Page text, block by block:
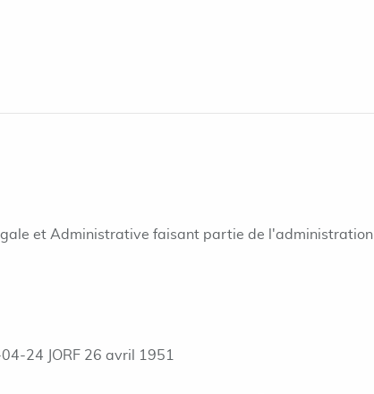
et Administrative faisant partie de l'administration
24 JORF 26 avril 1951